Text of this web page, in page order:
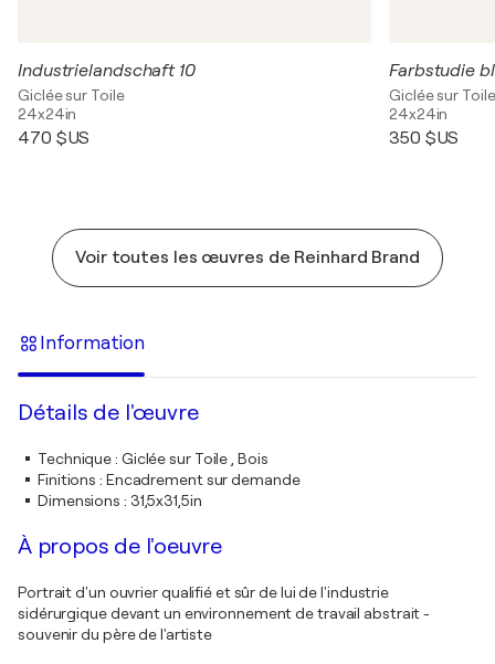
Industrielandschaft 10
Giclée sur Toile
24x24in
470 $US
Farbstudie
Giclée sur Toile
24x24in
350 $US
Voir toutes les œuvres de Reinhard Brand
Information
Détails de l'œuvre
Technique: Giclée sur Toile , Bois
Finitions : Encadrement sur demande
Dimensions : 31,5x31,5in
À propos de l'oeuvre
Portrait d'un ouvrier qualifié et sûr de lui de l'industrie
sidérurgique devant un environnement de travail abstrait -
souvenir du père de l'artiste